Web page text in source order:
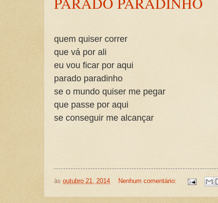
quem quiser correr
que vá por ali
eu vou ficar por aqui
parado paradinho
se o mundo quiser me pegar
que passe por aqui
se conseguir me alcançar
às outubro 21, 2014 Nenhum comentário: